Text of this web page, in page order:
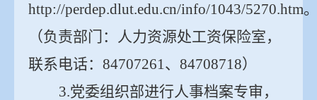
http://perdep.dlut.edu.cn/info/1043/5270.htm
（负责部门：人力资源处工资保险室，
联系电话： 84707261、 84708718）
3.党委组织部进行人事档案专审，